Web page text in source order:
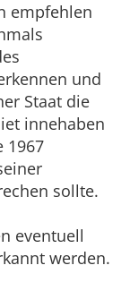
empfehlen
und
Staat die
innehaben
1967
sollte.
eventuell
werden.